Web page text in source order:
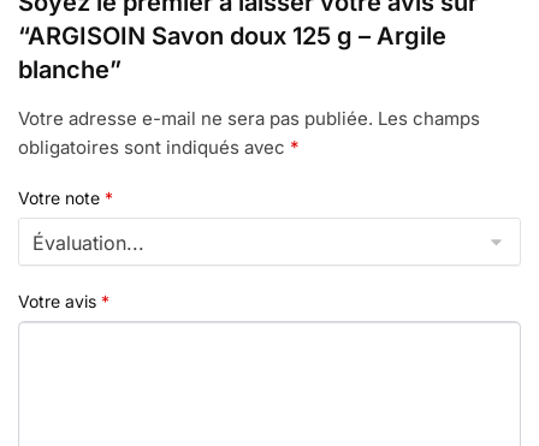
“ARGISOIN Savon doux 125 g – Argile
blanche”
Votre adresse e-mail ne sera pas publiée. Les champs
obligatoires sont indiqués avec *
Votre note *
Votre avis *